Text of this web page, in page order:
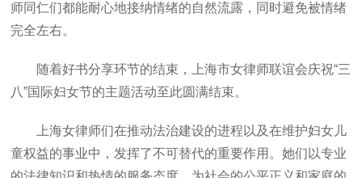
师同仁们都能耐心地接纳情绪的自然流露，同时避免被情绪
完全左右。
随着好书分享环节的结束，上海市女律师联谊会庆祝“三
八”国际妇女节的主题活动至此圆满结束。
上海女律师们在推动法治建设的进程以及在维护妇女儿
童权益的事业中，发挥了不可替代的重要作用。她们以专业